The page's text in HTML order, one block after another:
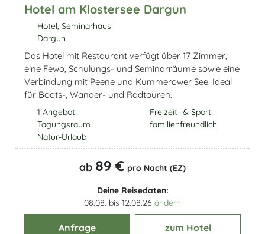
Hotel am Klostersee Dargun
Hotel, Seminarhaus
Dargun
Das Hotel mit Restaurant verfügt über 17 Zimmer,
eine Fewo, Schulungs- und Seminarräume sowie eine
Verbindung mit Peene und Kummerower See. Ideal
für Boots-, Wander- und Radtouren.
1 Angebot
Tagungsraum
Natur-Urlaub
Freizeit- & Sport
familienfreundlich
ab 89 € pro Nacht (EZ)
Deine Reisedaten:
08.08. bis 12.08.26 ändern
Anfrage zum Hotel